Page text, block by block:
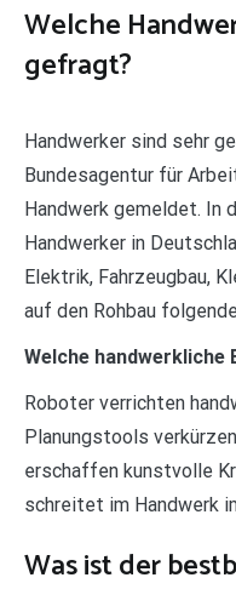
Welche
gefragt?
Handwerker sind sehr
Bundesagentur für
Handwerk gemeldet. In
Handwerker in
Elektrik, Fahrzeugbau,
auf den Rohbau
Welche handwerkliche
Roboter verrichten
Planungstools
erschaffen kunstvolle
schreitet im Handwerk
Was ist der